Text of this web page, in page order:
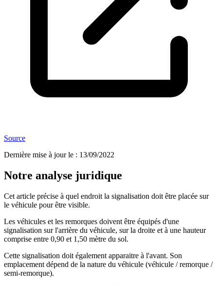
Source
Dernière mise à jour le : 13/09/2022
Notre analyse juridique
Cet article précise à quel endroit la signalisation doit être placée sur
le véhicule pour être visible.
Les véhicules et les remorques doivent être équipés d'une
signalisation sur l'arrière du véhicule, sur la droite et à une hauteur
comprise entre 0,90 et 1,50 mètre du sol.
Cette signalisation doit également apparaitre à l'avant. Son
emplacement dépend de la nature du véhicule (véhicule / remorque /
semi-remorque).